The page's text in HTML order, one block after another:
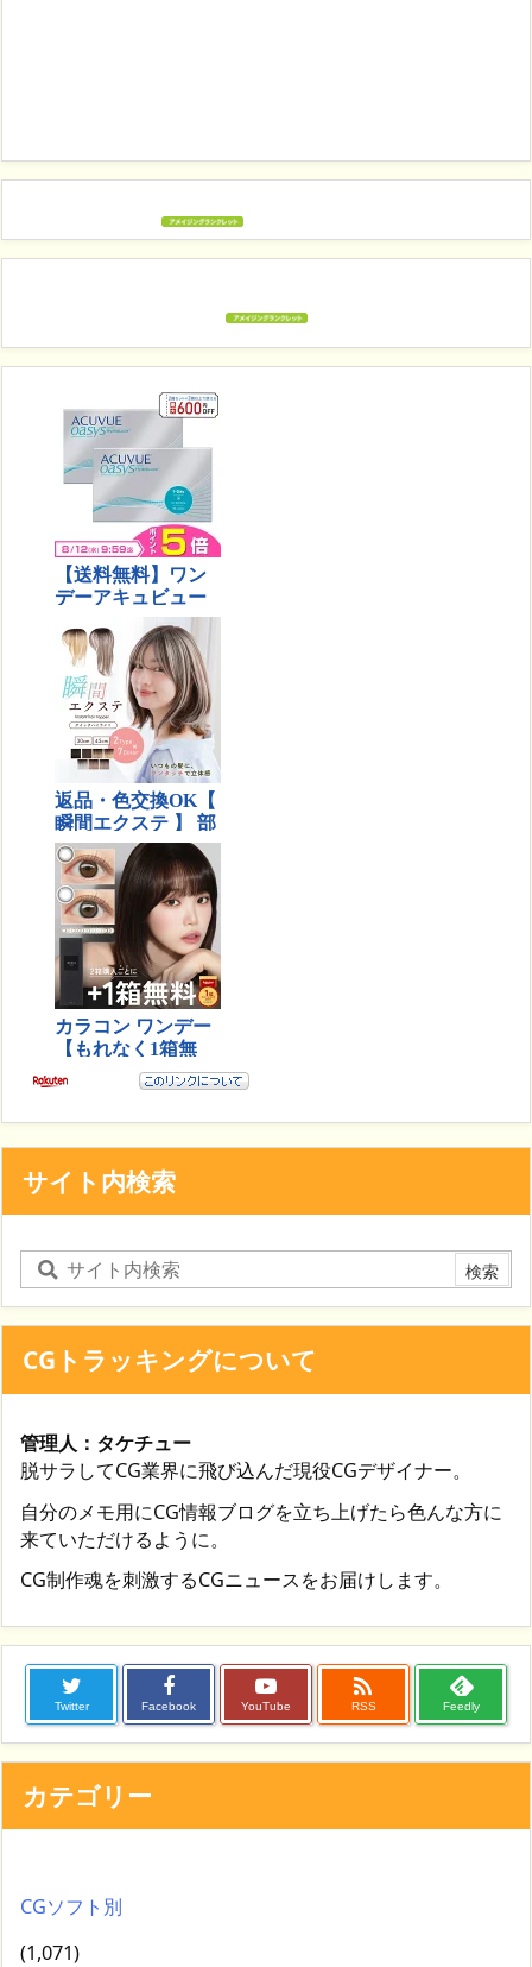
サイト内検索
CGトラッキングについて
管理人：タケチュー
脱サラしてCG業界に飛び込んだ現役CGデザイナー。
自分のメモ用にCG情報ブログを立ち上げたら色んな方に
来ていただけるように。
CG制作魂を刺激するCGニュースをお届けします。
Twitter Facebook YouTube

RSS Feedly
カテゴリー
CGソフト別
(1,071)